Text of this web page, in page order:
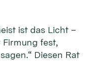
ist das Licht –
fest,
Diesen Rat